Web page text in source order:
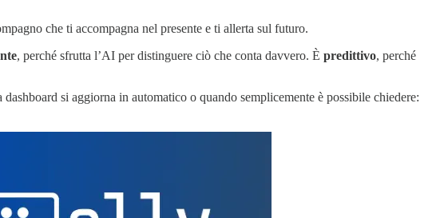
che ti accompagna nel presente e ti allerta sul futuro.
, perché sfrutta l’AI per distinguere ciò che conta davvero. È predittivo, perché
si aggiorna in automatico o quando semplicemente è possibile chiedere: